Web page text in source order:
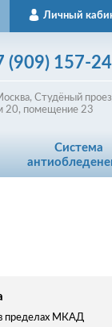
Личный
(909) 157-
Студёный
20, помещение 23
Система
пределах МКАД